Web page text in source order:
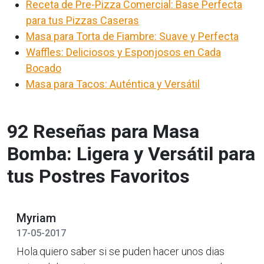
Receta de Pre-Pizza Comercial: Base Perfecta
para tus Pizzas Caseras
Masa para Torta de Fiambre: Suave y Perfecta
Waffles: Deliciosos y Esponjosos en Cada
Bocado
Masa para Tacos: Auténtica y Versátil
92 Reseñas para Masa
Bomba: Ligera y Versátil para
tus Postres Favoritos
Myriam
17-05-2017
Hola.quiero saber si se puden hacer unos dias